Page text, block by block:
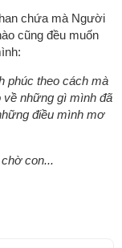
chứa mà Người
cũng đều muốn
phúc theo cách mà
về những gì mình đã
điều mình mơ
con...